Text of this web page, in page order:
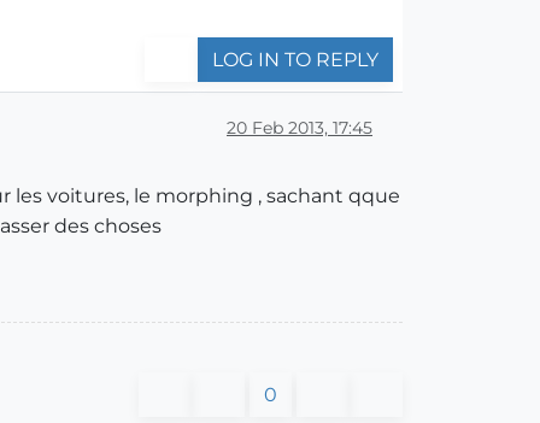
LOG IN TO REPLY
20 Feb 2013, 17:45
les voitures, le morphing , sachant qque
des choses
0